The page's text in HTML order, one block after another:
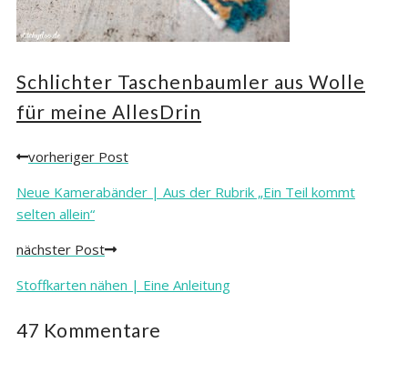
Schlichter Taschenbaumler aus Wolle
für meine AllesDrin
Posts
navigation
vorheriger Post
Neue Kamerabänder | Aus der Rubrik „Ein Teil kommt
selten allein“
nächster Post
Stoffkarten nähen | Eine Anleitung
47 Kommentare